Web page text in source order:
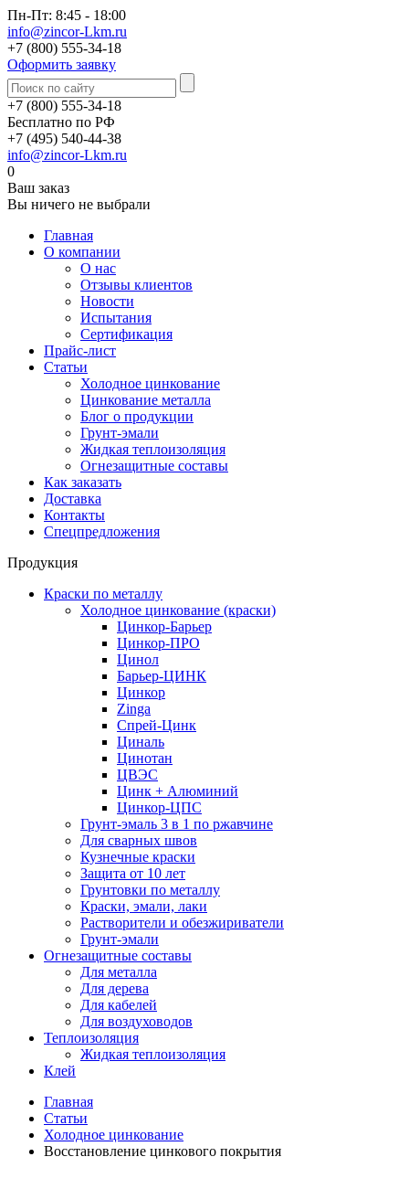
Пн-Пт: 8:45 - 18:00
info@zincor-Lkm.ru
+7 (800) 555-34-18
Оформить заявку
+7 (800) 555-34-18
Бесплатно по РФ
+7 (495) 540-44-38
info@zincor-Lkm.ru
0
Ваш заказ
Вы ничего не выбрали
Главная
О компании
О нас
Отзывы клиентов
Новости
Испытания
Сертификация
Прайс-лист
Статьи
Холодное цинкование
Цинкование металла
Блог о продукции
Грунт-эмали
Жидкая теплоизоляция
Огнезащитные составы
Как заказать
Доставка
Контакты
Спецпредложения
Продукция
Краски по металлу
Холодное цинкование (краски)
Цинкор-Барьер
Цинкор-ПРО
Цинол
Барьер-ЦИНК
Цинкор
Zinga
Спрей-Цинк
Циналь
Цинотан
ЦВЭС
Цинк + Алюминий
Цинкор-ЦПС
Грунт-эмаль 3 в 1 по ржавчине
Для сварных швов
Кузнечные краски
Защита от 10 лет
Грунтовки по металлу
Краски, эмали, лаки
Растворители и обезжириватели
Грунт-эмали
Огнезащитные составы
Для металла
Для дерева
Для кабелей
Для воздуховодов
Теплоизоляция
Жидкая теплоизоляция
Клей
Главная
Статьи
Холодное цинкование
Восстановление цинкового покрытия